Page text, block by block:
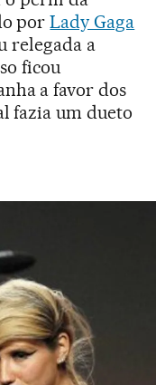
porLady Gaga
relegada a
ficou
a favor dos
fazia um dueto